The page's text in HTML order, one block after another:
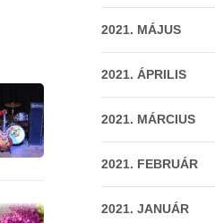
2021. MÁJUS
2021. ÁPRILIS
2021. MÁRCIUS
2021. FEBRUÁR
2021. JANUÁR